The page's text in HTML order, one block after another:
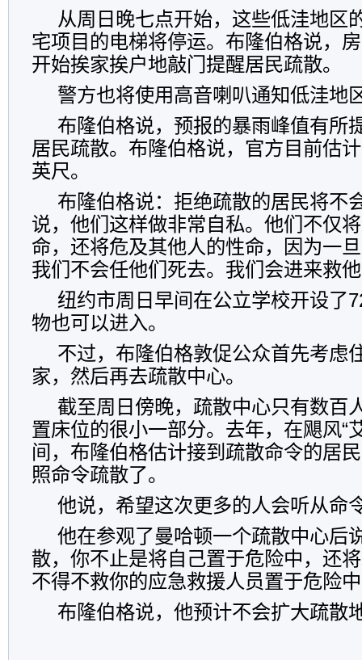
从周日晚七点开始，这些低洼地区
宅项目的电梯将停运。布隆伯格说，
开始挨家挨户地敲门提醒居民疏散。
警方也将使用高音喇叭通知低洼地
布隆伯格说，预报的暴雨峰值有所
居民疏散。布隆伯格说，官方目前估
英尺。
布隆伯格说：拒绝疏散的居民将不
说，他们这样做非常自私。他们不仅
命，还将危及其他人的性命，因为一
我们不会任他们死去。我们会进来救
纽约市周日早间在公立学校开设了
物也可以进入。
不过，布隆伯格敦促公众首先考虑
家，然后再去疏散中心。
截至周日傍晚，疏散中心只有数百
置床位的很小一部分。去年，在飓风“
间，布隆伯格估计接到疏散命令的居
照命令疏散了。
他说，希望这次更多的人会听从命
他在参观了曼哈顿一个疏散中心后
散，你不止是将自己置于危险中，还
不得不救你的应急救援人员置于危险
布隆伯格说，他预计不会扩大疏散